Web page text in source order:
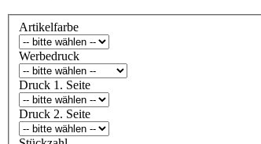
Artikelfarbe
Werbedruck
Druck 1. Seite
Druck 2. Seite